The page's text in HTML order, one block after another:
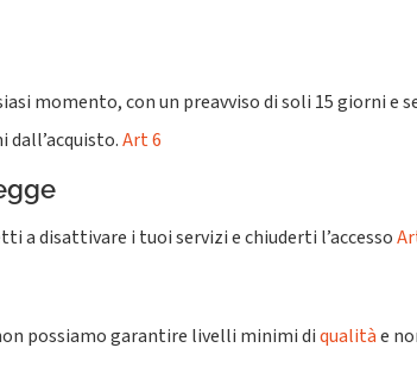
momento, con un preavviso di soli 15 giorni e
Art 6
disattivare i tuoi servizi e chiuderti l’accesso
possiamo garantire livelli minimi diqualitàe